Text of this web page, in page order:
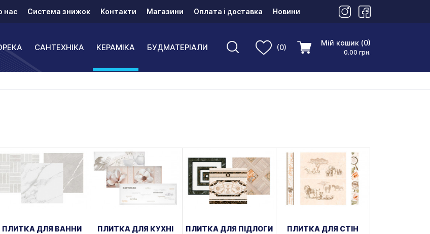
нас Система знижок Контакти Магазини Оплата і доставка Новини
САНТЕХНІКА КЕРАМІКА БУДМАТЕРІАЛИ (0)
Мій кошик (0)
0.00 грн.
ПЛИТКА ДЛЯ ВАННИ ПЛИТКА ДЛЯ КУХНІ ПЛИТКА ДЛЯ ПІДЛОГИ ПЛИТКА ДЛЯ СТІН